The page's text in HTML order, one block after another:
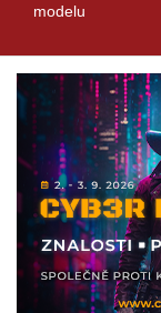
modelu